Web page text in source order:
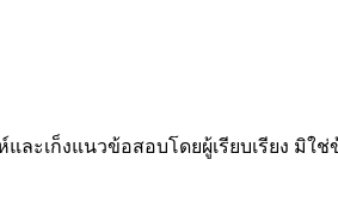
ละเก็งแนวข้อสอบโดยผู้เรียบเรียง มิใ